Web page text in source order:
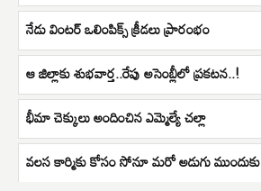
నేడు వింటర్ ఒలింపిక్స్ క్రీడలు ప్రారంభం
ఆ జిల్లాకు శుభవార్త..రేపు అసెంబ్లీలో ప్రకటన..!
భీమా చెక్కులు అందించిన ఎమ్మెల్యే చల్లా
వ‌ల‌స కార్మికు కోసం సోనూ మరో అడుగు ముందుకు